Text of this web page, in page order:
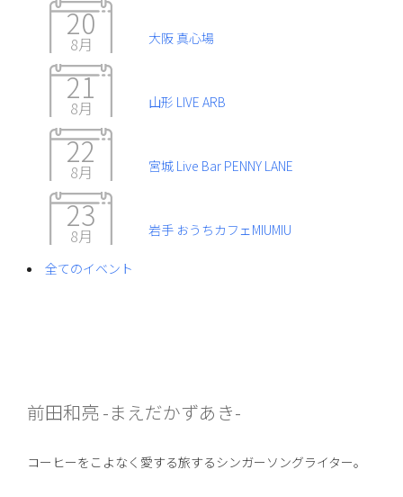
20
8月 大阪 真心場
21
8月 山形 LIVE ARB
22
8月 宮城 Live Bar PENNY LANE
23
8月 岩手 おうちカフェMIUMIU
全てのイベント
前田和亮 -まえだかずあき-
コーヒーをこよなく愛する旅するシンガーソングライター。